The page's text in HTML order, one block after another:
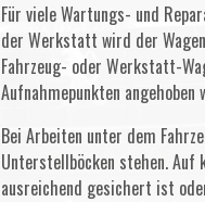
Für viele Wartungs- und
der Werkstatt wird der
Fahrzeug- oder Werkstatt-
Aufnahmepunkten angehoben
Bei Arbeiten unter dem
Unterstellböcken stehen. Auf
ausreichend gesichert ist